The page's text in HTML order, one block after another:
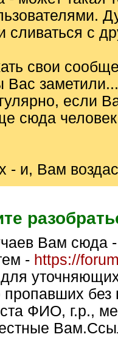
сливаться с
свои
Вас
если
сюда
- и, Вам
- https://
пропавших без
ФИО, г.р.,